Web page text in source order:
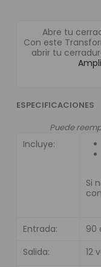
Abre tu
Con este
abrir tu
ESPECIFICACIONES
Puede
Incluye:
Si
Entrada:
90
Salida:
12